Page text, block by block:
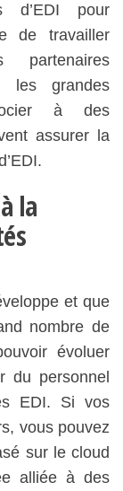
d’EDI pour
de travailler
partenaires
les grandes
à des
assurer la
la
et que
nombre de
évoluer
du personnel
EDI. Si vos
vous pouvez
sur le cloud
alliée à des